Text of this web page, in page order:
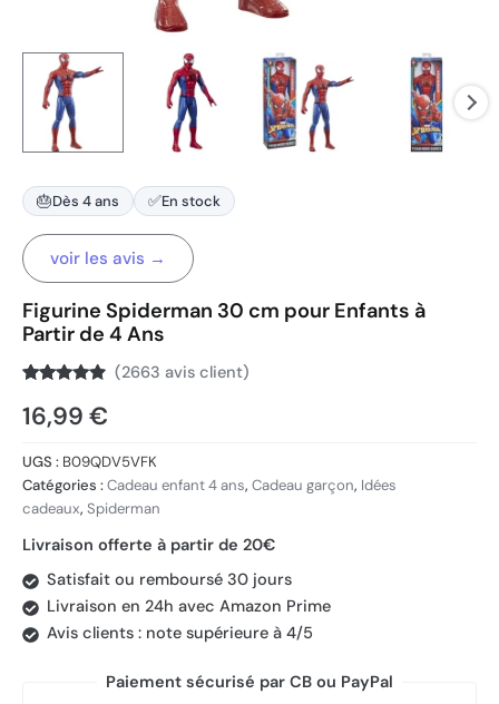
🎂Dès 4 ans ✅En stock
voir les avis →
Figurine Spiderman 30 cm pour Enfants à
Partir de 4 Ans
sur 5
basé sur
client
(2663 avis client)
16,99 €
UGS : B09QDV5VFK
Catégories :Cadeau enfant 4 ans, Cadeau garçon, Idées
cadeaux, Spiderman
Livraison offerte à partir de 20€
Satisfait ou remboursé 30 jours
Livraison en 24h avec Amazon Prime
Avis clients : note supérieure à 4/5
Paiement sécurisé par CB ou PayPal